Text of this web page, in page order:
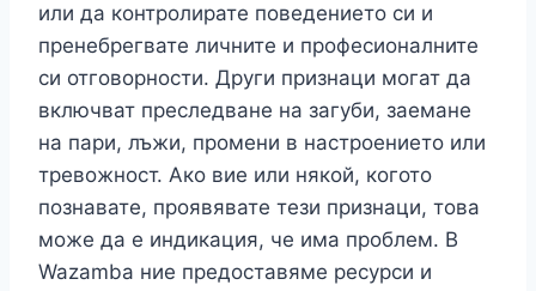
или да контролирате поведението си и
пренебрегвате личните и професионалните
си отговорности. Други признаци могат да
включват преследване на загуби, заемане
на пари, лъжи, промени в настроението или
тревожност. Ако вие или някой, когото
познавате, проявявате тези признаци, това
може да е индикация, че има проблем. В
Wazamba ние предоставяме ресурси и